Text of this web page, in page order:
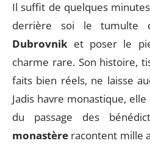
Il suffit de quelques
derrière soi le tumulte
Dubrovnik et poser le
charme rare. Son histoire,
faits bien réels, ne laisse
Jadis havre monastique,
du passage des
monastère racontent mille